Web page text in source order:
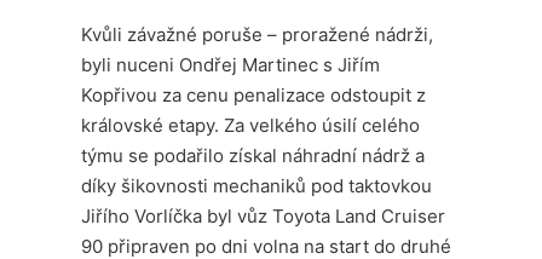
Kvůli závažné poruše – proražené nádrži,
byli nuceni Ondřej Martinec s Jiřím
Kopřivou za cenu penalizace odstoupit z
královské etapy. Za velkého úsilí celého
týmu se podařilo získal náhradní nádrž a
díky šikovnosti mechaniků pod taktovkou
Jiřího Vorlíčka byl vůz Toyota Land Cruiser
90 připraven po dni volna na start do druhé